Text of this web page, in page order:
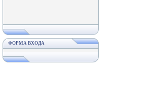
ФОРМА ВХОДА